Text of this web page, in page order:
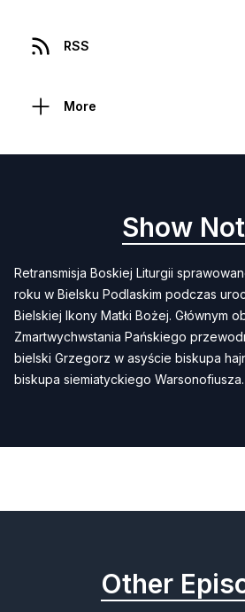
RSS
More
Show
Retransmisja Boskiej Liturgii
roku w Bielsku Podlaskim podczas
Bielskiej Ikony Matki Bożej. Głównym
Zmartwychwstania Pańskiego
bielski Grzegorz w asyście biskupa
biskupa siemiatyckiego Warsonofiusza.
Other